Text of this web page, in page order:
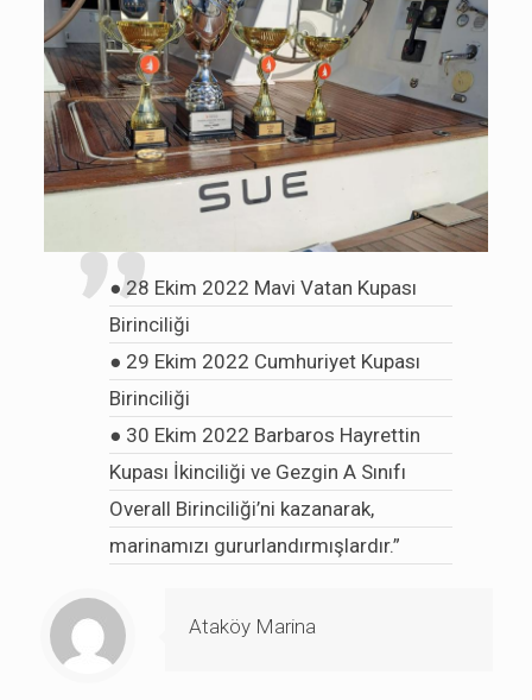
●­28 Ekim 2022 Mavi Vatan Kupası
Birinciliği
● 29 Ekim 2022 Cumhuriyet Kupası
Birinciliği
● 30 Ekim 2022 Barbaros Hayrettin
Kupası İkinciliği ve Gezgin A Sınıfı
Overall Birinciliği’ni kazanarak,
marinamızı gururlandırmışlardır.”
Ataköy Marina